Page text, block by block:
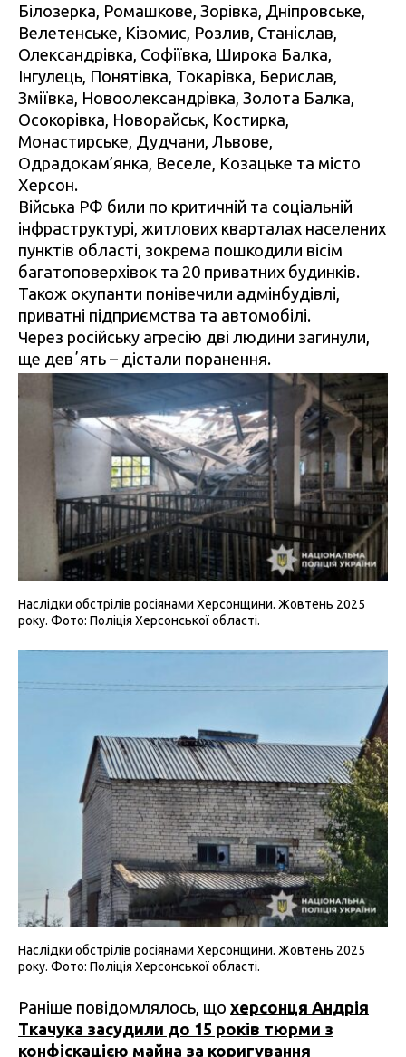
Білозерка, Ромашкове, Зорівка, Дніпровське,
Велетенське, Кізомис, Розлив, Станіслав,
Олександрівка, Софіївка, Широка Балка,
Інгулець, Понятівка, Токарівка, Берислав,
Зміївка, Новоолександрівка, Золота Балка,
Осокорівка, Новорайськ, Костирка,
Монастирське, Дудчани, Львове,
Одрадокам’янка, Веселе, Козацьке та місто
Херсон.
Війська РФ били по критичній та соціальній
інфраструктурі, житлових кварталах населених
пунктів області, зокрема пошкодили вісім
багатоповерхівок та 20 приватних будинків.
Також окупанти понівечили адмінбудівлі,
приватні підприємства та автомобілі.
Через російську агресію дві людини загинули,
ще девʼять – дістали поранення.
Наслідки обстрілів росіянами Херсонщини. Жовтень 2025
року. Фото: Поліція Херсонської області.
Наслідки обстрілів росіянами Херсонщини. Жовтень 2025
року. Фото: Поліція Херсонської області.
Раніше повідомлялось, що херсонця Андрія
Ткачука засудили до 15 років тюрми з
конфіскацією майна за коригування